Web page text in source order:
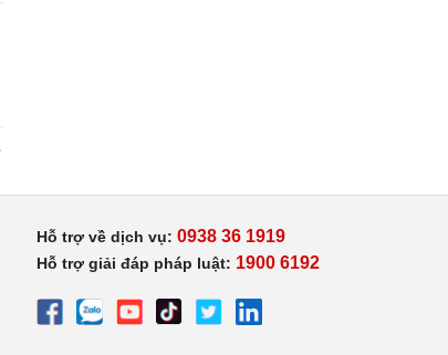
Hỗ trợ về dịch vụ: 0938 36 1919
Hỗ trợ giải đáp pháp luật: 1900 6192